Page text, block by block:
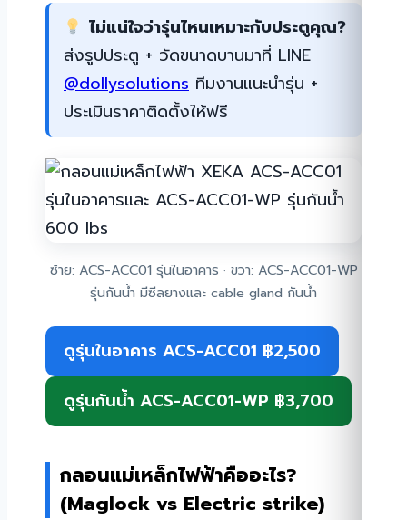
ไม่แน่ใจว่ารุ่นไหนเหมาะกับประตูคุณ?
ส่งรูปประตู + วัดขนาดบานมาที่ LINE
@dollysolutions ทีมงานแนะนำรุ่น +
ประเมินราคาติดตั้งให้ฟรี
ซ้าย: ACS-ACC01 รุ่นในอาคาร · ขวา: ACS-ACC01-WP
รุ่นกันน้ำ มีซีลยางและ cable gland กันน้ำ
ดูรุ่นในอาคาร ACS-ACC01 ฿2,500
ดูรุ่นกันน้ำ ACS-ACC01-WP ฿3,700
กลอนแม่เหล็กไฟฟ้าคืออะไร?
(Maglock vs Electric strike)